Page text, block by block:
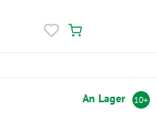
An Lager 10+